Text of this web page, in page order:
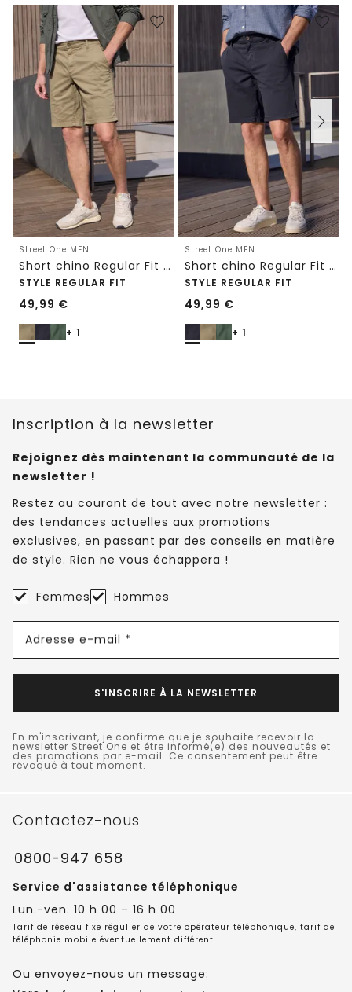
Street One MEN
Short chino Regular Fit avec poches
STYLE REGULAR FIT
49,99 €
+ 1
Street One MEN
Short chino Regular Fit avec poches
STYLE REGULAR FIT
49,99 €
+ 1
Inscription à la newsletter
Rejoignez dès maintenant la communauté de la
newsletter !
Restez au courant de tout avec notre newsletter :
des tendances actuelles aux promotions
exclusives, en passant par des conseils en matière
de style. Rien ne vous échappera !
Femmes Hommes
Adresse e-mail *
S'INSCRIRE À LA NEWSLETTER
En m'inscrivant, je confirme que je souhaite recevoir la
newsletter Street One et être informé(e) des nouveautés et
des promotions par e-mail. Ce consentement peut être
révoqué à tout moment.
Contactez-nous
0800-947 658
Service d'assistance téléphonique
Lun.-ven. 10 h 00 – 16 h 00
Tarif de réseau fixe régulier de votre opérateur téléphonique, tarif de
téléphonie mobile éventuellement différent.
Ou envoyez-nous un message: